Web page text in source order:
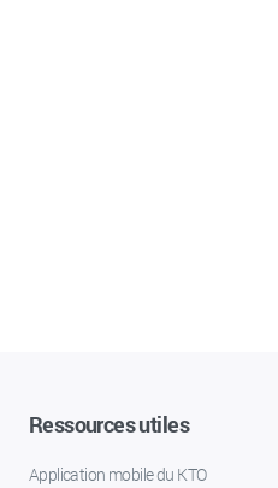
Ressources utiles
Application mobile du KTO